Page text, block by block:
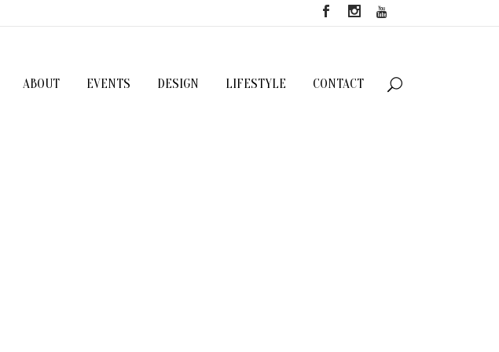
ABOUT EVENTS DESIGN LIFESTYLE CONTACT